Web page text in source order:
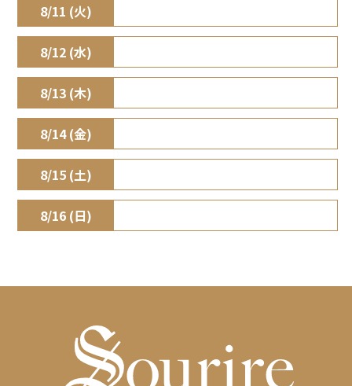
8/11 (火)
8/12 (水)
8/13 (木)
8/14 (金)
8/15 (土)
8/16 (日)